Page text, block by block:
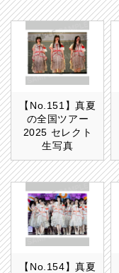
【No.151】真夏
の全国ツアー
2025 セレクト
生写真
【No.154】真夏